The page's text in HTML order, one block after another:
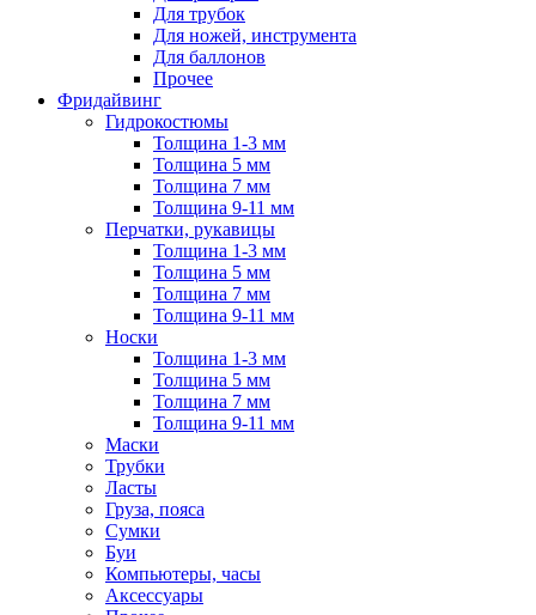
Для трубок
Для ножей, инструмента
Для баллонов
Прочее
Фридайвинг
Гидрокостюмы
Толщина 1-3 мм
Толщина 5 мм
Толщина 7 мм
Толщина 9-11 мм
Перчатки, рукавицы
Толщина 1-3 мм
Толщина 5 мм
Толщина 7 мм
Толщина 9-11 мм
Носки
Толщина 1-3 мм
Толщина 5 мм
Толщина 7 мм
Толщина 9-11 мм
Маски
Трубки
Ласты
Груза, пояса
Сумки
Буи
Компьютеры, часы
Аксессуары